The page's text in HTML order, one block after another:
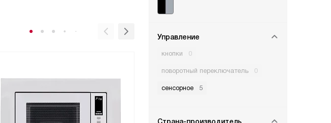
Управление
кнопки 0
поворотный переключатель 0
сенсорное 5